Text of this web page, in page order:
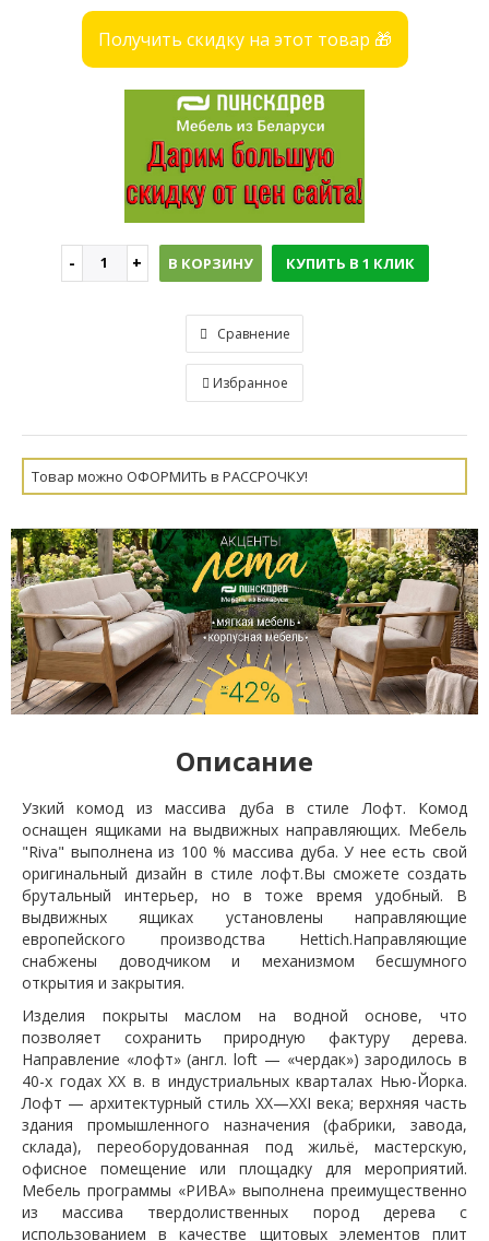
Получить скидку на этот товар 🎁
В КОРЗИНУ КУПИТЬ В 1 КЛИК
Сравнение
Избранное
Товар можно ОФОРМИТЬ в РАССРОЧКУ!
Описание
Узкий комод из массива дуба в стиле Лофт. Комод
оснащен ящиками на выдвижных направляющих. Мебель
"Riva" выполнена из 100 % массива дуба. У нее есть свой
оригинальный дизайн в стиле лофт.Вы сможете создать
брутальный интерьер, но в тоже время удобный. В
выдвижных ящиках установлены направляющие
европейского производства Hettich.Направляющие
снабжены доводчиком и механизмом бесшумного
открытия и закрытия.
Изделия покрыты маслом на водной основе, что
позволяет сохранить природную фактуру дерева.
Направление «лофт» (англ. loft — «чердак») зародилось в
40-х годах XX в. в индустриальных кварталах Нью-Йорка.
Лофт — архитектурный стиль XX—XXI века; верхняя часть
здания промышленного назначения (фабрики, завода,
склада), переоборудованная под жильё, мастерскую,
офисное помещение или площадку для мероприятий.
Мебель программы «РИВА» выполнена преимущественно
из массива твердолиственных пород дерева с
использованием в качестве щитовых элементов плит